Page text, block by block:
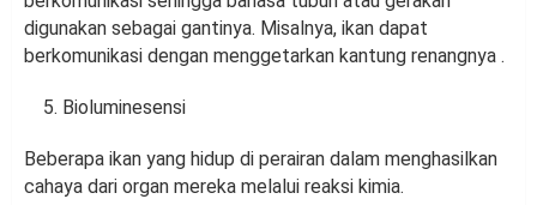
digunakan sebagai gantinya. Misalnya, ikan dapat
berkomunikasi dengan menggetarkan kantung renangnya .
Bioluminesensi
Beberapa ikan yang hidup di perairan dalam menghasilkan
cahaya dari organ mereka melalui reaksi kimia.